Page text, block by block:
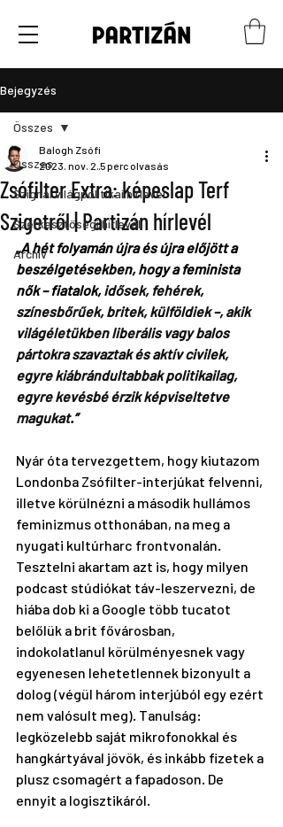
Bejegyzés
Összes
Szignál világpolitikai hírlevél
Szerkesztőségi hírlevél
Archív
Összes
Zsófilter Extra: képeslap Terf
Szigetről | Partizán hírlevél
Balogh Zsófi
2023. nov. 2. 5 perc olvasás
„A hét folyamán újra és újra előjött a
beszélgetésekben, hogy a feminista
nők – fiatalok, idősek, fehérek,
színesbőrűek, britek, külföldiek –, akik
világéletükben liberális vagy balos
pártokra szavaztak és aktív civilek,
egyre kiábrándultabbak politikailag,
egyre kevésbé érzik képviseltetve
magukat.”
Nyár óta tervezgettem, hogy kiutazom
Londonba Zsófilter-interjúkat felvenni,
illetve körülnézni a második hullámos
feminizmus otthonában, na meg a
nyugati kultúrharc frontvonalán.
Tesztelni akartam azt is, hogy milyen
podcast stúdiókat táv-leszervezni, de
hiába dob ki a Google több tucatot
belőlük a brit fővárosban,
indokolatlanul körülményesnek vagy
egyenesen lehetetlennek bizonyult a
dolog (végül három interjúból egy ezért
nem valósult meg). Tanulság:
legközelebb saját mikrofonokkal és
hangkártyával jövök, és inkább fizetek a
plusz csomagért a fapadoson. De
ennyit a logisztikáról.